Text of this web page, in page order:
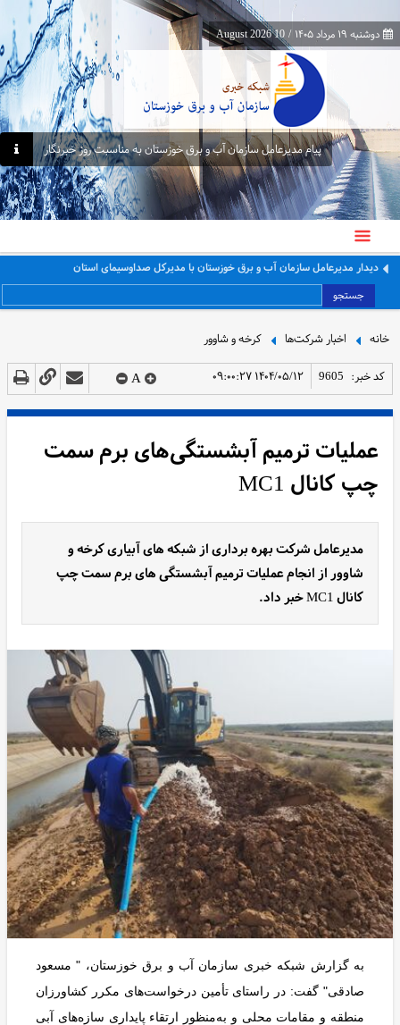
دوشنبه ۱۹ مرداد ۱۴۰۵ /
10 August 2026
پیام مدیرعامل سازمان آب و برق خوزستان به مناسبت روز خبرنگار
پیام مدیرعامل سازمان آب و برق خوزستان به مناسبت روز خبرنگار
جستجو
خانه اخبار شرکت‌ها کرخه و شاوور
کد خبر: 9605 ۱۴۰۴/۰۵/۱۲ ۰۹:۰۰:۲۷ A
عملیات ترمیم آبشستگی‌های برم سمت
چپ کانال MC1
مدیرعامل شرکت بهره برداری از شبکه های آبیاری کرخه و
شاوور از انجام عملیات ترمیم آبشستگی های برم سمت چپ
کانال MC1 خبر داد.
به گزارش شبکه خبری سازمان آب و برق خوزستان، " مسعود
صادقی" گفت: در راستای تأمین درخواست‌های مکرر کشاورزان
منطقه و مقامات محلی و به‌منظور ارتقاء پایداری سازه‌های آبی